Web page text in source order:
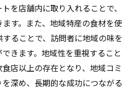
かしたカフェの雰囲気作り
置による省エネ効果の最大化
度ムラを防ぐための設計手法
が顧客満足度に与える影響
設計におけるシミュレーショ
を店舗内に取り入れることで、
す。また、地域特産の食材を使
ることで、訪問者に地域の味を
きます。地域性を重視すること
店以上の存在となり、地域コミ
深め、長期的な成功につながる